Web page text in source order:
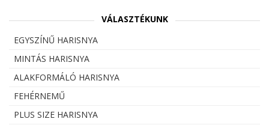
VÁLASZTÉKUNK
EGYSZÍNŰ HARISNYA
MINTÁS HARISNYA
ALAKFORMÁLÓ HARISNYA
FEHÉRNEMŰ
PLUS SIZE HARISNYA